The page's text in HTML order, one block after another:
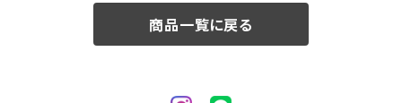
商品一覧に戻る